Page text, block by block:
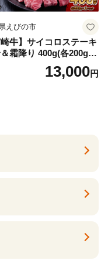
えびの市
崎牛】サイコロステーキ
霜降り 400g(各200g×
計2P) 真空パック 冷凍
13,000円